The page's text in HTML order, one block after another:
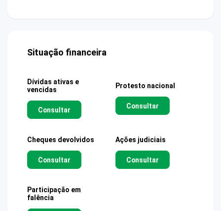
Situação financeira
Dívidas ativas e
vencidas
Consultar
Protesto nacional
Consultar
Cheques devolvidos
Consultar
Ações judiciais
Consultar
Participação em
falência